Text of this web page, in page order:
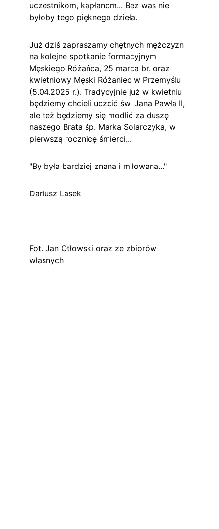
uczestnikom, kapłanom... Bez was nie
byłoby tego pięknego dzieła.
Już dziś zapraszamy chętnych mężczyzn
na kolejne spotkanie formacyjnym
Męskiego Różańca, 25 marca br. oraz
kwietniowy Męski Różaniec w Przemyślu
(5.04.2025 r.). Tradycyjnie już w kwietniu
będziemy chcieli uczcić św. Jana Pawła II,
ale też będziemy się modlić za duszę
naszego Brata śp. Marka Solarczyka, w
pierwszą rocznicę śmierci...
"By była bardziej znana i miłowana..."
Dariusz Lasek
Fot. Jan Otłowski oraz ze zbiorów
własnych